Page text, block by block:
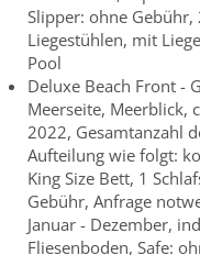
Slipper: ohne Gebühr,
Liegestühlen, mit
Pool
Deluxe Beach Front -
Meerseite, Meerblick,
2022, Gesamtanzahl
Aufteilung wie folgt:
King Size Bett, 1
Gebühr, Anfrage
Januar - Dezember,
Fliesenboden, Safe: